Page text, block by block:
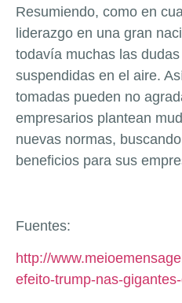
Resumiendo, como en
liderazgo en una gran
todavía muchas las
suspendidas en el aire.
tomadas pueden no
empresarios plantean
nuevas normas,
beneficios para sus
Fuentes:
http://
efeito-trump-nas-